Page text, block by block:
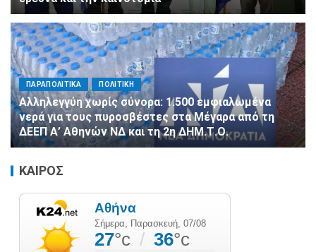
ΠΑΡΑΠΟΛΙΤΙΚΑ ΠΟΛΙΤΙΚΗ
Αλληλεγγύη χωρίς σύνορα: 1.500 εμφιαλωμένα
νερά για τους πυροσβέστες στα Μέγαρα από τη
ΔΕΕΠ Α’ Αθηνών ΝΔ και τη 2η ΔΗΜ.Τ.Ο.
ΚΑΙΡΟΣ